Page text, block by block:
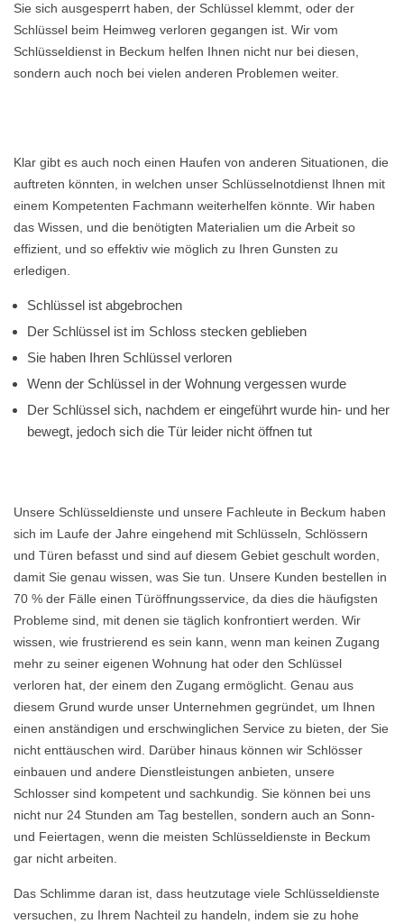
Sie sich ausgesperrt haben, der Schlüssel klemmt, oder der
Schlüssel beim Heimweg verloren gegangen ist. Wir vom
Schlüsseldienst in Beckum helfen Ihnen nicht nur bei diesen,
sondern auch noch bei vielen anderen Problemen weiter.
Klar gibt es auch noch einen Haufen von anderen Situationen, die
auftreten könnten, in welchen unser Schlüsselnotdienst Ihnen mit
einem Kompetenten Fachmann weiterhelfen könnte. Wir haben
das Wissen, und die benötigten Materialien um die Arbeit so
effizient, und so effektiv wie möglich zu Ihren Gunsten zu
erledigen.
Schlüssel ist abgebrochen
Der Schlüssel ist im Schloss stecken geblieben
Sie haben Ihren Schlüssel verloren
Wenn der Schlüssel in der Wohnung vergessen wurde
Der Schlüssel sich, nachdem er eingeführt wurde hin- und her
bewegt, jedoch sich die Tür leider nicht öffnen tut
Unsere Schlüsseldienste und unsere Fachleute in Beckum haben
sich im Laufe der Jahre eingehend mit Schlüsseln, Schlössern
und Türen befasst und sind auf diesem Gebiet geschult worden,
damit Sie genau wissen, was Sie tun. Unsere Kunden bestellen in
70 % der Fälle einen Türöffnungsservice, da dies die häufigsten
Probleme sind, mit denen sie täglich konfrontiert werden. Wir
wissen, wie frustrierend es sein kann, wenn man keinen Zugang
mehr zu seiner eigenen Wohnung hat oder den Schlüssel
verloren hat, der einem den Zugang ermöglicht. Genau aus
diesem Grund wurde unser Unternehmen gegründet, um Ihnen
einen anständigen und erschwinglichen Service zu bieten, der Sie
nicht enttäuschen wird. Darüber hinaus können wir Schlösser
einbauen und andere Dienstleistungen anbieten, unsere
Schlosser sind kompetent und sachkundig. Sie können bei uns
nicht nur 24 Stunden am Tag bestellen, sondern auch an Sonn-
und Feiertagen, wenn die meisten Schlüsseldienste in Beckum
gar nicht arbeiten.
Das Schlimme daran ist, dass heutzutage viele Schlüsseldienste
versuchen, zu Ihrem Nachteil zu handeln, indem sie zu hohe